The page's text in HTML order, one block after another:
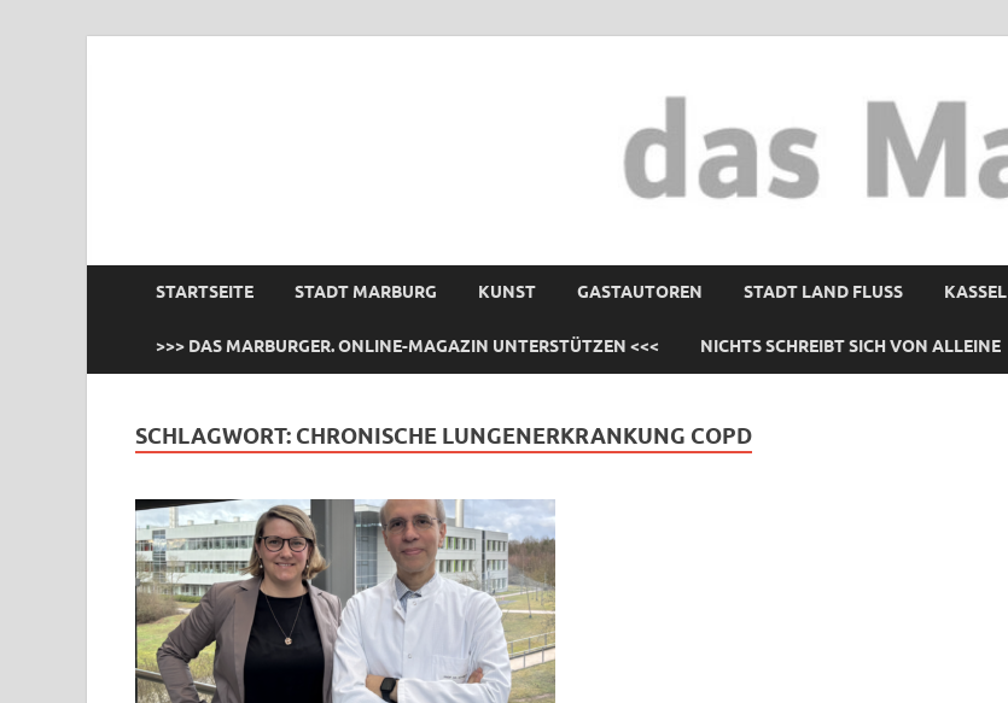
STARTSEITE STADT MARBURG KUNST GASTAUTOREN STADT LAND FLUSS KASSEL
>>> DAS MARBURGER. ONLINE-MAGAZIN UNTERSTÜTZEN <<< NICHTS SCHREIBT SICH VON ALLEINE
SCHLAGWORT: CHRONISCHE LUNGENERKRANKUNG COPD